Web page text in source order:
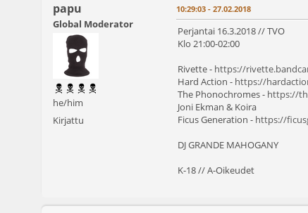
papu
Global Moderator
he/him
Kirjattu
10:29:03 - 27.02.2018
Perjantai 16.3.2018 // TVO
Klo 21:00-02:00
Rivette - https://
Hard Action - https://
The Phonochromes - https://
Joni Ekman & Koira
Ficus Generation - https://
DJ GRANDE MAHOGANY
K-18 // A-Oikeudet